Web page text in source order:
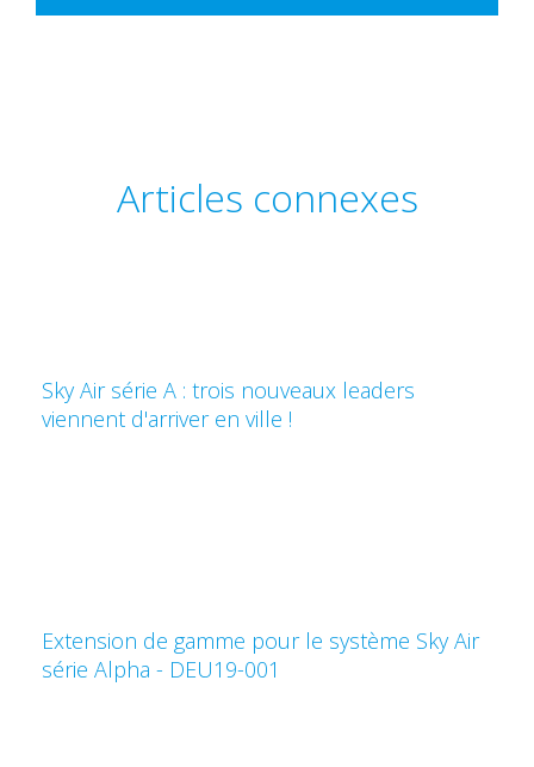
Articles connexes
Sky Air série A : trois nouveaux leaders
viennent d'arriver en ville !
Extension de gamme pour le système Sky Air
série Alpha - DEU19-001